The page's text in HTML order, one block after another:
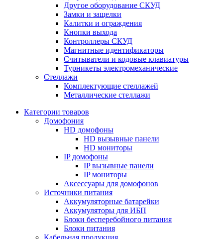
Другое оборудование СКУД
Замки и защелки
Калитки и ограждения
Кнопки выхода
Контроллеры СКУД
Магнитные идентификаторы
Считыватели и кодовые клавиатуры
Турникеты электромеханические
Стеллажи
Комплектующие стеллажей
Металлические стеллажи
Категории товаров
Домофония
HD домофоны
HD вызывные панели
HD мониторы
IP домофоны
IP вызывные панели
IP мониторы
Аксессуары для домофонов
Источники питания
Аккумуляторные батарейки
Аккумуляторы для ИБП
Блоки бесперебойного питания
Блоки питания
Кабельная продукция